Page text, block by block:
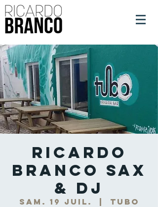
Ricardo
Branco Sax
& DJ
sam. 19 juil. Tubo